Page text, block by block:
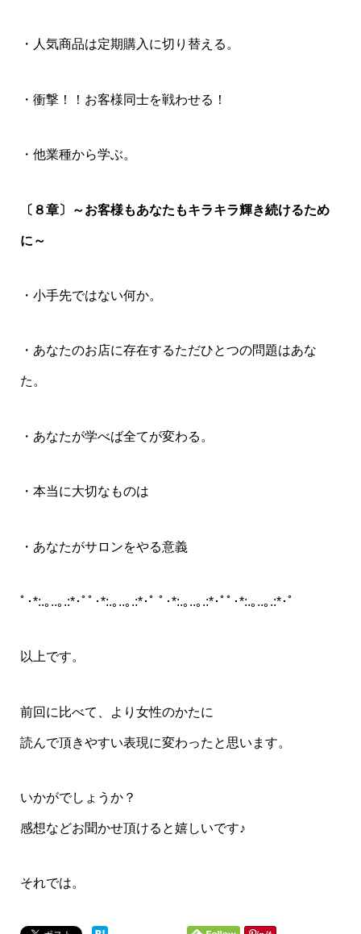
・人気商品は定期購入に切り替える。
・衝撃！！お客様同士を戦わせる！
・他業種から学ぶ。
〔８章〕～お客様もあなたもキラキラ輝き続けるため
に～
・小手先ではない何か。
・あなたのお店に存在するただひとつの問題はあな
た。
・あなたが学べば全てが変わる。
・本当に大切なものは
・あなたがサロンをやる意義
ﾟ･*:.｡..｡.:*･ﾟﾟ･*:.｡..｡.:*･ﾟ ﾟ･*:.｡..｡.:*･ﾟﾟ･*:.｡..｡.:*･ﾟ
以上です。
前回に比べて、より女性のかたに
読んで頂きやすい表現に変わったと思います。
いかがでしょうか？
感想などお聞かせ頂けると嬉しいです♪
それでは。